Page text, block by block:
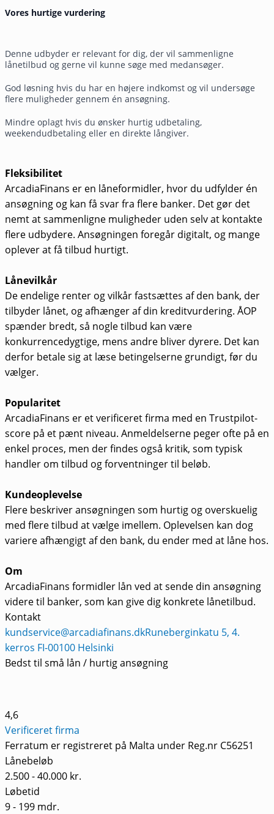
Vores hurtige vurdering
Denne udbyder er relevant for dig, der vil sammenligne
lånetilbud og gerne vil kunne søge med medansøger.
God løsning hvis du har en højere indkomst og vil undersøge
flere muligheder gennem én ansøgning.
Mindre oplagt hvis du ønsker hurtig udbetaling,
weekendudbetaling eller en direkte långiver.
Fleksibilitet
ArcadiaFinans er en låneformidler, hvor du udfylder én
ansøgning og kan få svar fra flere banker. Det gør det
nemt at sammenligne muligheder uden selv at kontakte
flere udbydere. Ansøgningen foregår digitalt, og mange
oplever at få tilbud hurtigt.
Lånevilkår
De endelige renter og vilkår fastsættes af den bank, der
tilbyder lånet, og afhænger af din kreditvurdering. ÅOP
spænder bredt, så nogle tilbud kan være
konkurrencedygtige, mens andre bliver dyrere. Det kan
derfor betale sig at læse betingelserne grundigt, før du
vælger.
Popularitet
ArcadiaFinans er et verificeret firma med en Trustpilot-
score på et pænt niveau. Anmeldelserne peger ofte på en
enkel proces, men der findes også kritik, som typisk
handler om tilbud og forventninger til beløb.
Kundeoplevelse
Flere beskriver ansøgningen som hurtig og overskuelig
med flere tilbud at vælge imellem. Oplevelsen kan dog
variere afhængigt af den bank, du ender med at låne hos.
Om
ArcadiaFinans formidler lån ved at sende din ansøgning
videre til banker, som kan give dig konkrete lånetilbud.
Kontakt
kundservice@arcadiafinans.dkRuneberginkatu 5, 4.
kerros FI-00100 Helsinki
Bedst til små lån / hurtig ansøgning
4,6
Verificeret firma
Ferratum er registreret på Malta under Reg.nr C56251
Lånebeløb
2.500 - 40.000 kr.
Løbetid
9 - 199 mdr.